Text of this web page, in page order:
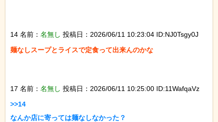
14 名前： 名無し 投稿日：2026/06/11 10:23:04 ID:NJ0Tsgy0J
麺なしスープとライスで定食って出来んのかな
17 名前： 名無し 投稿日：2026/06/11 10:25:00 ID:11WafqaVz
>>14
なんか店に寄っては麺なしなかった？